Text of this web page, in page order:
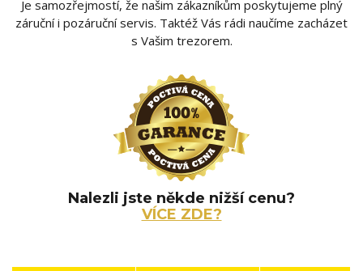
Je samozřejmostí, že našim zákazníkům poskytujeme plný
záruční i pozáruční servis. Taktéž Vás rádi naučíme zacházet
s Vašim trezorem.
Nalezli jste někde nižší cenu?
VÍCE ZDE?